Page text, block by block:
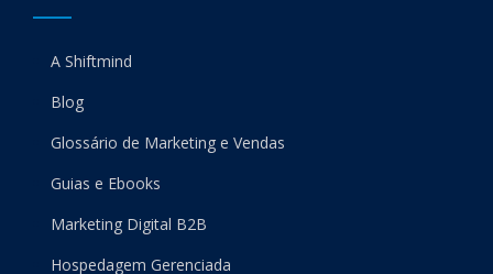
A Shiftmind
Blog
Glossário de Marketing e Vendas
Guias e Ebooks
Marketing Digital B2B
Hospedagem Gerenciada